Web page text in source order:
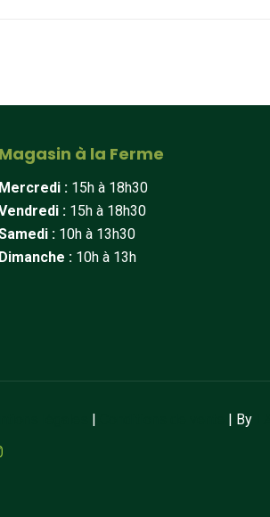
Magasin à la Ferme
Mercredi : 15h à 18h30
: 15h à 18h30
: 10h à 13h30
Dimanche : 10h à 13h
| | By